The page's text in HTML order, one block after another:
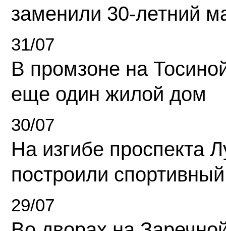
заменили 30-летний
31/07
В промзоне на
еще один жилой дом
30/07
На изгибе проспекта
построили
29/07